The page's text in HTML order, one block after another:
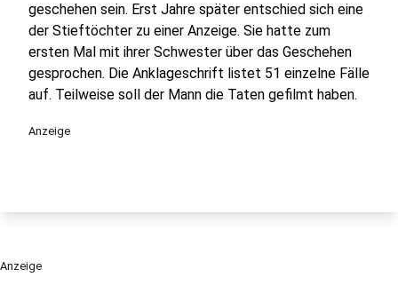
geschehen sein. Erst Jahre später entschied sich eine
der Stieftöchter zu einer Anzeige. Sie hatte zum
ersten Mal mit ihrer Schwester über das Geschehen
gesprochen. Die Anklageschrift listet 51 einzelne Fälle
auf. Teilweise soll der Mann die Taten gefilmt haben.
Anzeige
Anzeige